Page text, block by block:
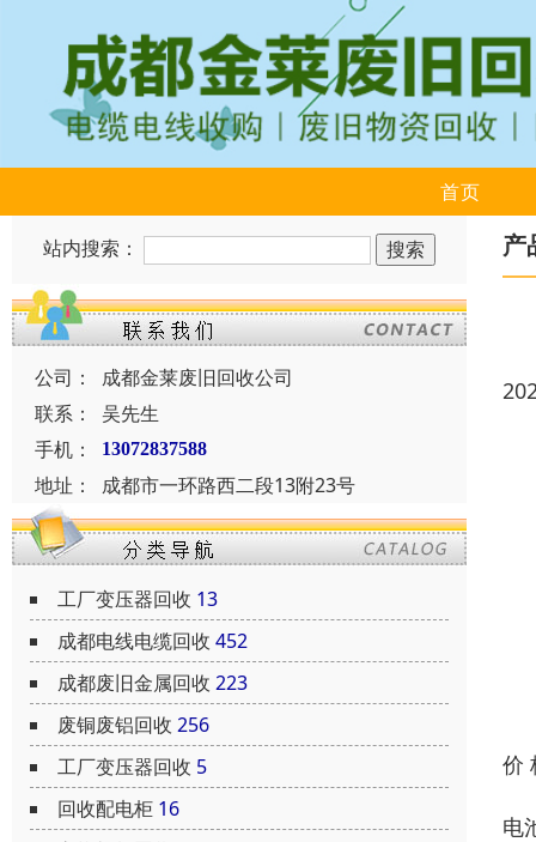
首页
站内搜索：
公司：
成都金莱废旧回收公司
联系：
吴先生
手机：
13072837588
地址： 成都市一环路西二段13附23号
工厂变压器回收 13
成都电线电缆回收 452
成都废旧金属回收 223
废铜废铝回收 256
工厂变压器回收 5
回收配电柜 16
产
价
电